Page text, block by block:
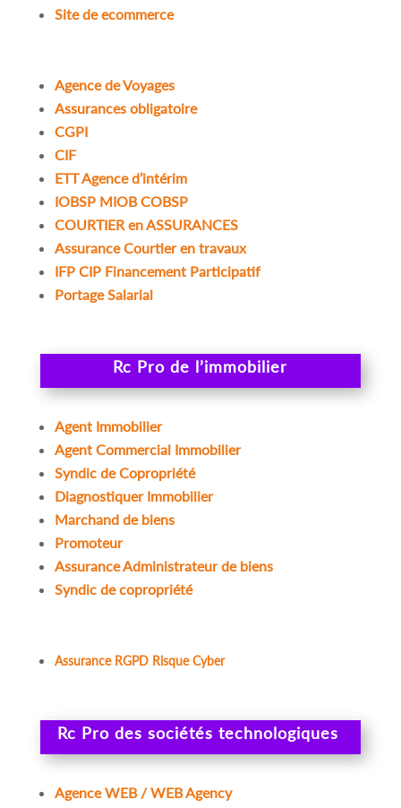
Site de ecommerce
Agence de Voyages
Assurances obligatoire
CGPI
CIF
ETT Agence d’intérim
IOBSP MIOB COBSP
COURTIER en ASSURANCES
Assurance Courtier en travaux
IFP CIP Financement Participatif
Portage Salarial
Rc Pro de l’immobilier
Agent Immobilier
Agent Commercial Immobilier
Syndic de Copropriété
Diagnostiquer Immobilier
Marchand de biens
Promoteur
Assurance Administrateur de biens
Syndic de copropriété
Assurance RGPD Risque Cyber
Rc Pro des sociétés technologiques
Agence WEB / WEB Agency